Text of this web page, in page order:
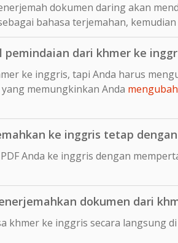
dokumen daring akan
bahasa terjemahan,
dari khmer ke
ke inggris, tapi Anda harus
yang memungkinkan Anda
ke inggris tetap
Anda ke inggris dengan
dokumen dari
khmer ke inggris secara langsung